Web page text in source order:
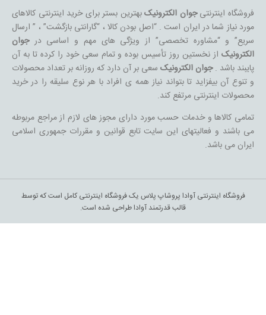
فروشگاه اینترنتیجوان الکترونیکبهترین بستر برای خرید اینترنتی کالاهای
مورد نیاز شما در ایران است . “اصل بودن کالا ، “گارانتی بازگشت” ، ” ارسال
سریع” و “مشاوره تخصصی” از ویژگی های مهم و اساسی درجوان
الکترونیکاز نخستین روز تأسیس بوده و تمام سعی خود را کرده تا به آن
پایبند باشد .جوان الکترونیکسعی بر آن دارد که روزانه بر تعداد محصولات
و تنوع آن بیفزاید تا بتواند نیاز همه ی افراد با هر نوع سلیقه را در خرید
محصولات اینترنتی مرتفع کند.
تمامی کالاها و خدمات حسب مورد دارای مجوز های لازم از مراجع مربوطه
می باشند و فعالیتهای این سایت تابع قوانین و مقررات جمهوری اسلامی
ایران می باشد.
فروشگاه اینترنتی آوادا پروشاپ پلاس یک فروشگاه اینترنتی کامل است که توسط
قالب قدرتمند آوادا طراحی شده است.